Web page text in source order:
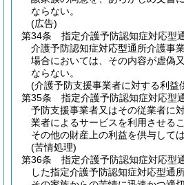
ならない。
(広告)
第34条
指定介護予防認知症対応型
介護予防認知症対応型通所介護事
場合においては、その内容が虚偽
ならない。
(介護予防支援事業者に対する利益
第35条
指定介護予防認知症対応型
予防支援事業者又はその従業者に
業者によるサービスを利用させる
その他の財産上の利益を供与して
(苦情処理)
第36条
指定介護予防認知症対応型
した指定介護予防認知症対応型通